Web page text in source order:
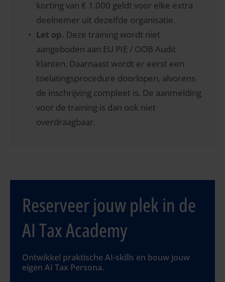
korting van € 1.000 geldt voor elke extra
deelnemer uit dezelfde organisatie.
Let op. Deze training wordt niet
aangeboden aan EU PIE / OOB Audit
klanten. Daarnaast wordt er eerst een
toelatingsprocedure doorlopen, alvorens
de inschrijving compleet is. De aanmelding
voor de training is dan ook niet
overdraagbaar.
Reserveer jouw plek in de
AI Tax Academy
Ontwikkel praktische AI-skills en bouw jouw
eigen AI Tax Persona.